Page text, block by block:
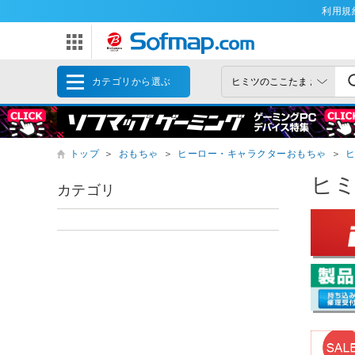
利用規
カテゴリから選ぶ
トップ ＞ おもちゃ ＞ ヒーロー・キャラクターおもちゃ ＞
ヒ
カテゴリ